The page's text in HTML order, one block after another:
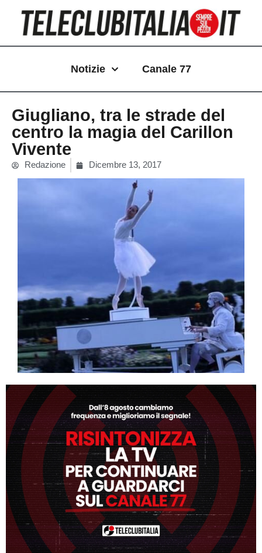
contenuto
Notizie Canale 77
Giugliano, tra le strade del
centro la magia del Carillon
Vivente
Redazione Dicembre 13, 2017